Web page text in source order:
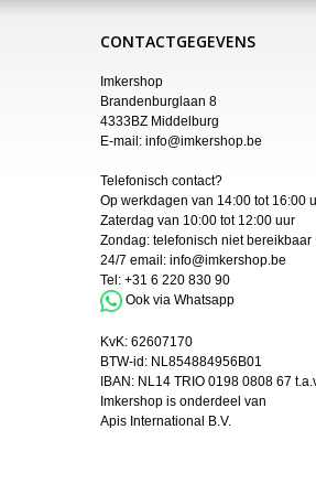
CONTACTGEGEVENS
Imkershop
Brandenburglaan 8
4333BZ Middelburg
E-mail: info@imkershop.be
Telefonisch contact?
Op werkdagen van 14:00 tot 16:00
Zaterdag van 10:00 tot 12:00 uur
Zondag: telefonisch niet bereikbaar
24/7 email: info@imkershop.be
Tel: +31 6 220 830 90
Ook via Whatsapp
KvK: 62607170
BTW-id: NL854884956B01
IBAN: NL14 TRIO 0198 0808 67
Imkershop is onderdeel van
Apis International B.V.